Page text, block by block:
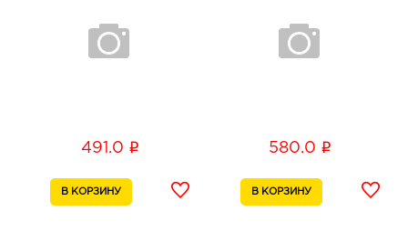
491.0 i 580.0 i